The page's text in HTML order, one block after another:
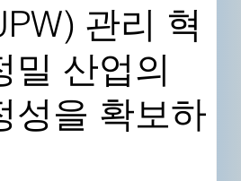
관리 혁
밀 산업의
성을 확보하